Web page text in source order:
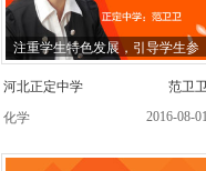
注重学生特色发展，引导学生参
河北正定中学
范卫卫
化学
2016-08-01